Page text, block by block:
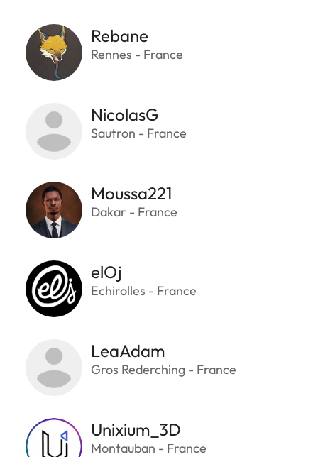
Rebane
Rennes - France
NicolasG
Sautron - France
Moussa221
Dakar - France
elOj
Echirolles - France
LeaAdam
Gros Rederching - France
Unixium_3D
Montauban - France